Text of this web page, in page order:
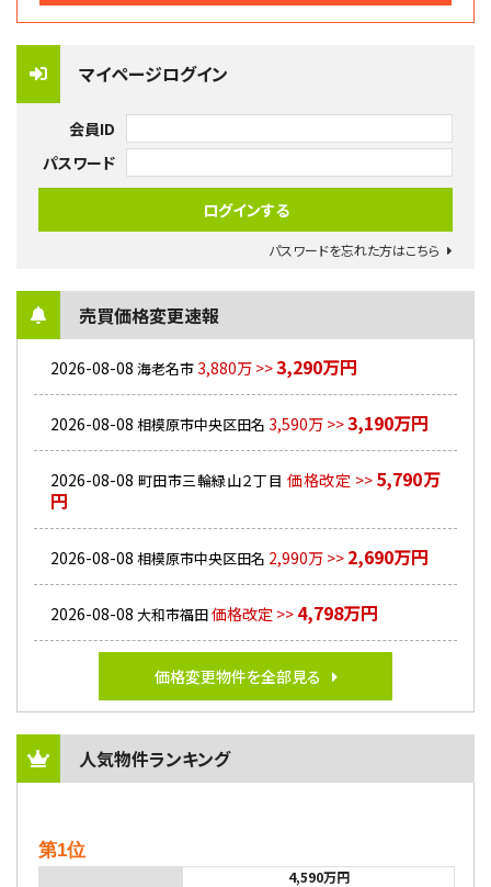
マイページログイン
会員ID
パスワード
パスワードを忘れた方はこちら
売買価格変更速報
2026-08-08 海老名市3,880万 >>3,290万円
2026-08-08 相模原市中央区田名 3,590万 >>3,190万円
2026-08-08 町田市三輪緑山２丁目 価格改定 >> 5,790万
円
2026-08-08 相模原市中央区田名 2,990万 >> 2,690万円
2026-08-08 大和市福田価格改定 >> 4,798万円
価格変更物件を全部見る
人気物件ランキング
第1位
4,590万円